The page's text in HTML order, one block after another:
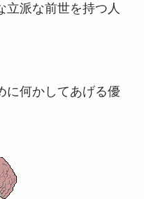
立派な前世を持つ人
に何かしてあげる優